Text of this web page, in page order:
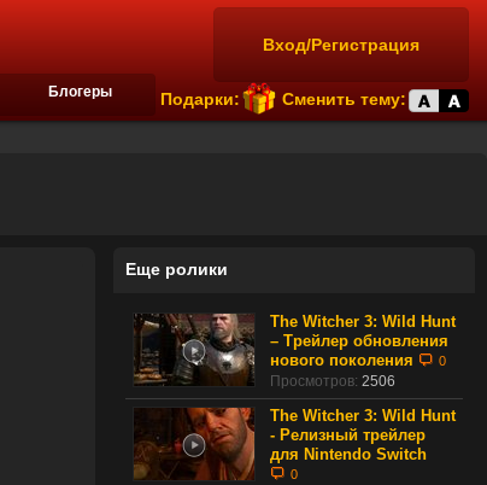
Вход/Регистрация
Подарки: Сменить тему:
Блогеры
Еще ролики
The Witcher 3: Wild Hunt
– Трейлер обновления
нового поколения
0
Просмотров: 2506
The Witcher 3: Wild Hunt
- Релизный трейлер
для Nintendo Switch
0